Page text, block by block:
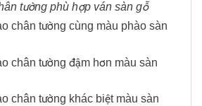
tường phù hợp ván sàn gỗ
chân tường cùng màu phào sàn
chân tường đậm hơn màu sàn
chân tường khác biệt màu sàn